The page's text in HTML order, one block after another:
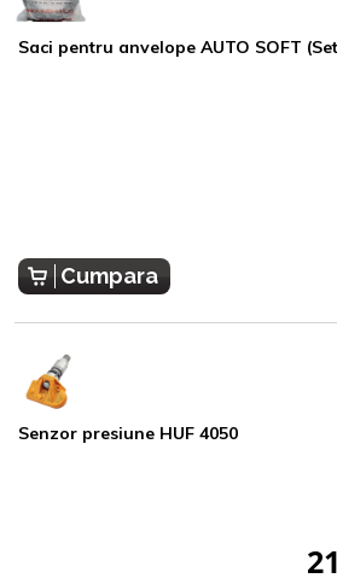
Saci pentru anvelope AUTO SOFT
Cumpara
Senzor presiune HUF 4050